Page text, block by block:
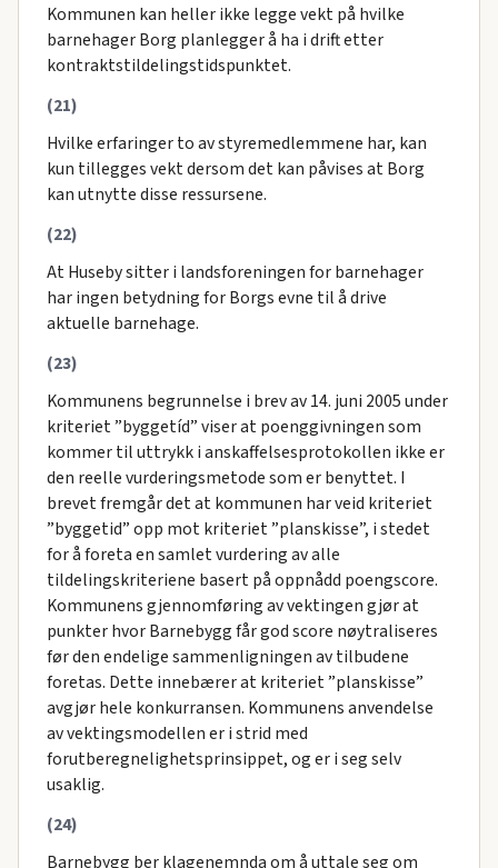
Kommunen kan heller ikke legge vekt på hvilke
barnehager Borg planlegger å ha i drift etter
kontraktstildelingstidspunktet.
(21)
Hvilke erfaringer to av styremedlemmene har, kan
kun tillegges vekt dersom det kan påvises at Borg
kan utnytte disse ressursene.
(22)
At Huseby sitter i landsforeningen for barnehager
har ingen betydning for Borgs evne til å drive
aktuelle barnehage.
(23)
Kommunens begrunnelse i brev av 14. juni 2005 under
kriteriet ”byggetíd” viser at poenggivningen som
kommer til uttrykk i anskaffelsesprotokollen ikke er
den reelle vurderingsmetode som er benyttet. I
brevet fremgår det at kommunen har veid kriteriet
”byggetid” opp mot kriteriet ”planskisse”, i stedet
for å foreta en samlet vurdering av alle
tildelingskriteriene basert på oppnådd poengscore.
Kommunens gjennomføring av vektingen gjør at
punkter hvor Barnebygg får god score nøytraliseres
før den endelige sammenligningen av tilbudene
foretas. Dette innebærer at kriteriet ”planskisse”
avgjør hele konkurransen. Kommunens anvendelse
av vektingsmodellen er i strid med
forutberegnelighetsprinsippet, og er i seg selv
usaklig.
(24)
Barnebygg ber klagenemnda om å uttale seg om